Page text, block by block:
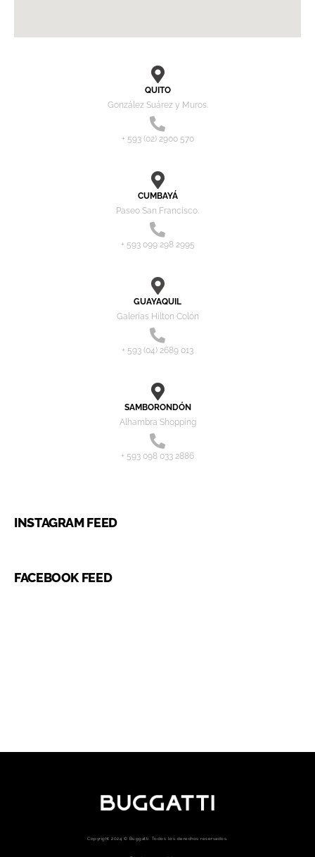
QUITO
González Suárez y Muros.
+ 593 (02) 2900 570
CUMBAYÁ
Paseo San Francisco.
+ 593 099 298 2995
GUAYAQUIL
Galerías Hilton Colón
+ 593 (04) 2689 013
SAMBORONDÓN
Alhambra Shopping
+ 593 098 033 2886
INSTAGRAM FEED
FACEBOOK FEED
Copyright 2024 © Buggatti. Todos los derechos reservados.